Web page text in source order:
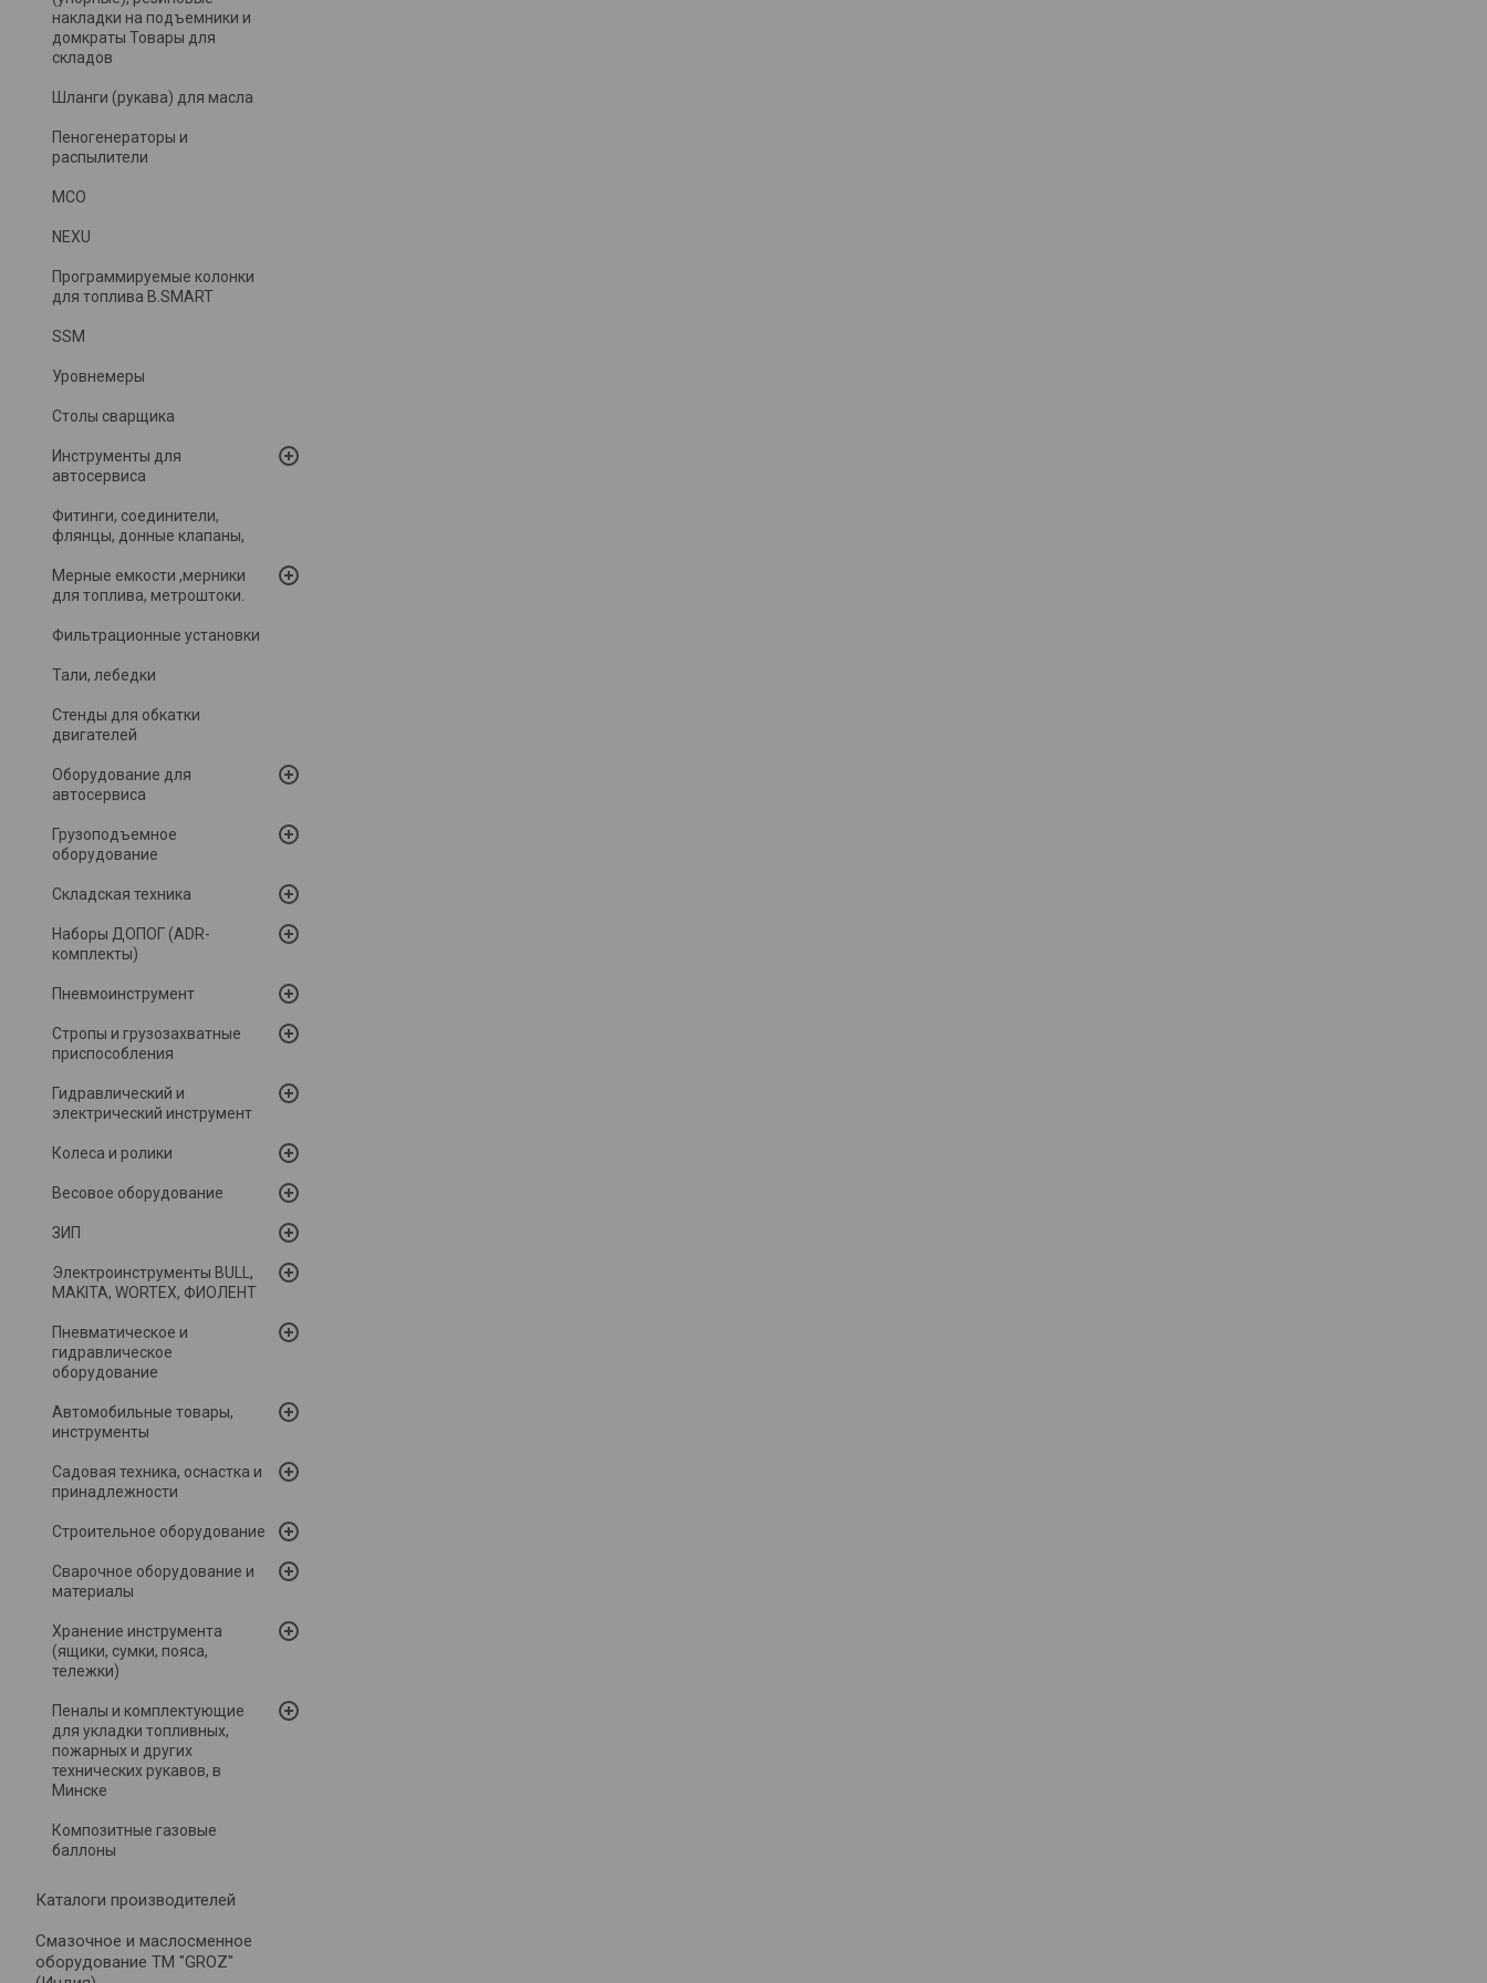
накладки на подъемники и
домкраты Товары для
складов
Шланги (рукава) для масла
Пеногенераторы и
распылители
MCO
NEXU
Программируемые колонки
для топлива B.SMART
SSM
Уровнемеры
Столы сварщика
Инструменты для
автосервиса
Фитинги, соединители,
флянцы, донные клапаны,
Мерные емкости ,мерники
для топлива, метроштоки.
Фильтрационные установки
Тали, лебедки
Стенды для обкатки
двигателей
Оборудование для
автосервиса
Грузоподъемное
оборудование
Складская техника
Наборы ДОПОГ (ADR-
комплекты)
Пневмоинструмент
Стропы и грузозахватные
приспособления
Гидравлический и
электрический инструмент
Колеса и ролики
Весовое оборудование
ЗИП
Электроинструменты BULL,
MAKITA, WORTEX, ФИОЛЕНТ
Пневматическое и
гидравлическое
оборудование
Автомобильные товары,
инструменты
Садовая техника, оснастка и
принадлежности
Строительное оборудование
Сварочное оборудование и
материалы
Хранение инструмента
(ящики, сумки, пояса,
тележки)
Пеналы и комплектующие
для укладки топливных,
пожарных и других
технических рукавов, в
Минске
Композитные газовые
баллоны
Каталоги производителей
Cмазочное и маслосменное
оборудование ТМ "GROZ"